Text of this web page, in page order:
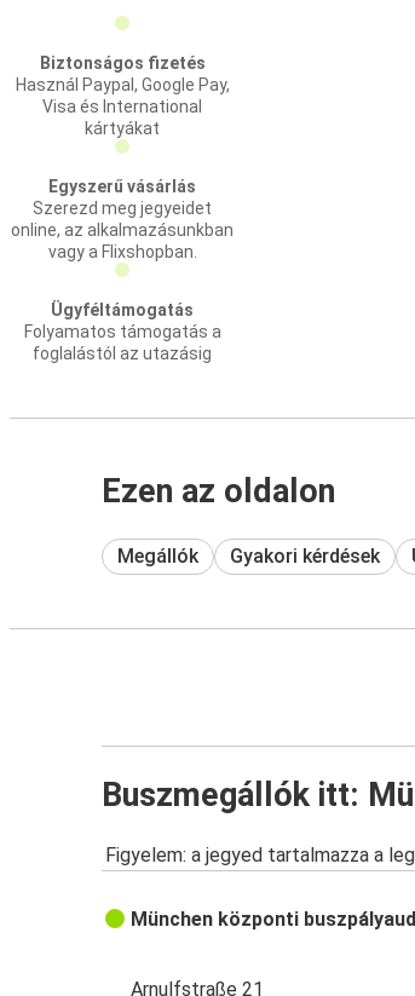
Biztonságos fizetés
Használ Paypal, Google Pay,
Visa és International
kártyákat
Egyszerű vásárlás
Szerezd meg jegyeidet
online, az alkalmazásunkban
vagy a Flixshopban.
Ügyféltámogatás
Folyamatos támogatás a
foglalástól az utazásig
Ezen az oldalon
Megállók Gyakori kérdések
Buszmegállók itt:
Figyelem: a jegyed tartalmazza a
München központi
Arnulfstraße 21